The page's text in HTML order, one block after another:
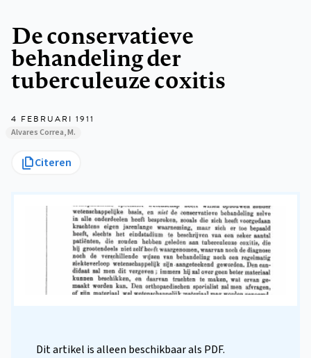
De conservatieve
behandeling der
tuberculeuze coxitis
4 FEBRUARI 1911
Alvares Correa, M.
Citeren
Dit artikel is alleen beschikbaar als PDF.